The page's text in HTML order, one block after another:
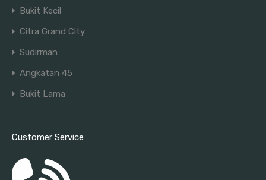
Bukit Kecil
Citra Grand City
Sudirman
Angkatan 45
Bukit Lama
Customer Service